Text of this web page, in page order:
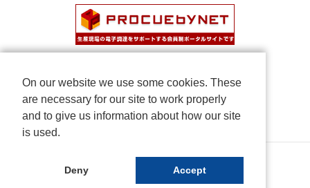
On our website we use some cookies. These
are necessary for our site to work properly
and to give us information about how our site
is used.
Deny Accept